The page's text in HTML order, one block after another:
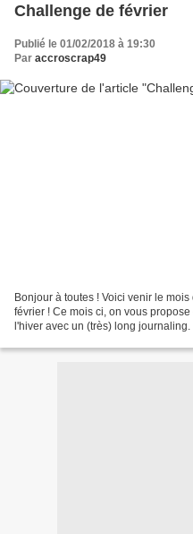
Challenge de février
Publié le 01/02/2018 à 19:30
Par accroscrap49
Bonjour à toutes ! Voici venir le
février ! Ce mois ci, on vous
l'hiver avec un (très) long